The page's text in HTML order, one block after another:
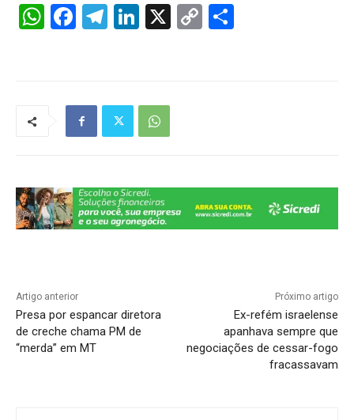
W F
b
o
k
T
a
m
Li
dI
n
X
C
Artigo anterior
Presa por espancar diretora
de creche chama PM de
“merda” em MT
Próximo artigo
Ex-refém israelense
apanhava sempre que
negociações de cessar-fogo
fracassavam